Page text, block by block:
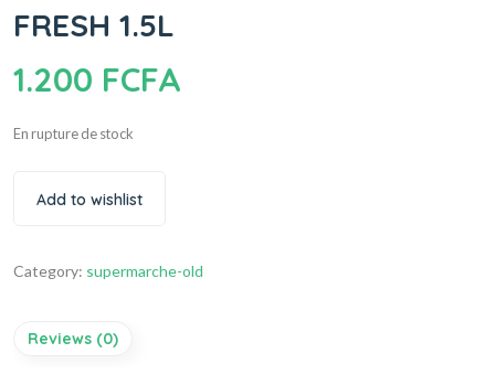
FRESH 1.5L
1.200 FCFA
En rupture de stock
Add to wishlist
Category: supermarche-old
Reviews (0)